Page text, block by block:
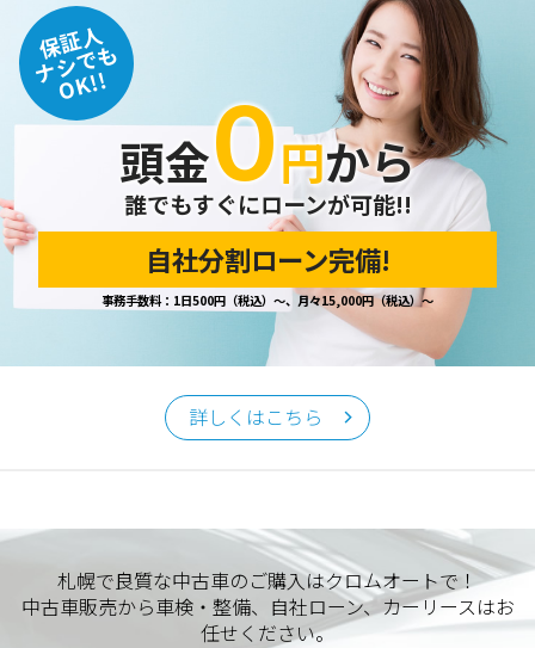
個人情報の訂正･削除・開示
ご本人から、登録されている個人情報について訂正・削除・
開示の請求があった場合は、迅速に対応いたします。
当ホームページが保有する個人情報の取り扱い、および訂
正・削除・開示等に関するお問い合わせ先は、以下の通りで
個人情報保護担当窓口
当社の「個人情報の取扱い」に関するお問い合わせは、下記
クロムオート
〒002-0865 札幌市北区屯田町740
TEL／011-790-7766FAX／011-790-6818
E-mail：info@chromeauto.co.jp
保証人
ナシでも
OK!!
頭金０円から
誰でもすぐにローンが可能!!
自社分割ローン完備!
事務手数料：1日500円（税込）～、月々15,000円（税込）～
詳しくはこちら
札幌で良質な中古車のご購入はクロムオートで！
中古車販売から車検・整備、自社ローン、カーリースはお
任せください。